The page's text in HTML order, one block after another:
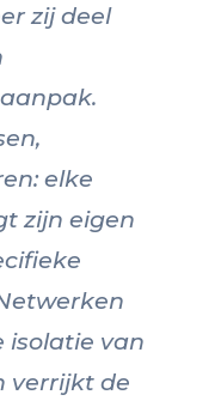
zij deel
elke
zijn eigen
isolatie van
verrijkt de